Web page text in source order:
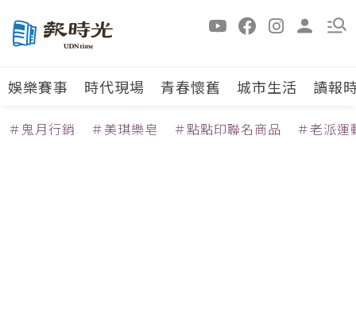
娛樂賽事 時代現場 青春懷舊 城市生活 讀報
＃鬼月行銷 ＃美琪樂皂 ＃點點印聯名商品 ＃老派運